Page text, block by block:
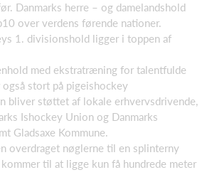
Danmarks herre – og damelandshold
over verdens førende nationer.
1. divisionshold ligger i toppen af
med ekstratræning for talentfulde
stort på pigeishockey
bliver støttet af lokale erhvervsdrivende,
Ishockey Union og Danmarks
Gladsaxe Kommune.
overdraget nøglerne til en splinterny
til at ligge kun få hundrede meter